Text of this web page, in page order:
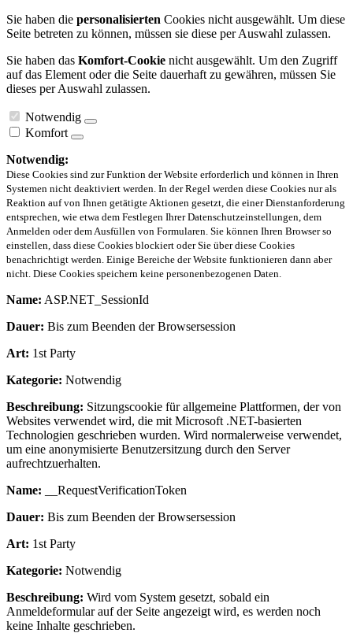
Sie haben die personalisierten Cookies nicht ausgewählt. Um diese
Seite betreten zu können, müssen sie diese per Auswahl zulassen.
Sie haben das Komfort-Cookie nicht ausgewählt. Um den Zugriff
auf das Element oder die Seite dauerhaft zu gewähren, müssen Sie
dieses per Auswahl zulassen.
Notwendig
Komfort
Notwendig:
Diese Cookies sind zur Funktion der Website erforderlich und können in Ihren
Systemen nicht deaktiviert werden. In der Regel werden diese Cookies nur als
Reaktion auf von Ihnen getätigte Aktionen gesetzt, die einer Dienstanforderung
entsprechen, wie etwa dem Festlegen Ihrer Datenschutzeinstellungen, dem
Anmelden oder dem Ausfüllen von Formularen. Sie können Ihren Browser so
einstellen, dass diese Cookies blockiert oder Sie über diese Cookies
benachrichtigt werden. Einige Bereiche der Website funktionieren dann aber
nicht. Diese Cookies speichern keine personenbezogenen Daten.
Name: ASP.NET_SessionId
Dauer: Bis zum Beenden der Browsersession
Art: 1st Party
Kategorie: Notwendig
Beschreibung: Sitzungscookie für allgemeine Plattformen, der von
Websites verwendet wird, die mit Microsoft .NET-basierten
Technologien geschrieben wurden. Wird normalerweise verwendet,
um eine anonymisierte Benutzersitzung durch den Server
aufrechtzuerhalten.
Name: __RequestVerificationToken
Dauer: Bis zum Beenden der Browsersession
Art: 1st Party
Kategorie: Notwendig
Beschreibung: Wird vom System gesetzt, sobald ein
Anmeldeformular auf der Seite angezeigt wird, es werden noch
keine Inhalte geschrieben.